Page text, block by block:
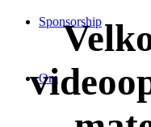
Sponsorship
Om